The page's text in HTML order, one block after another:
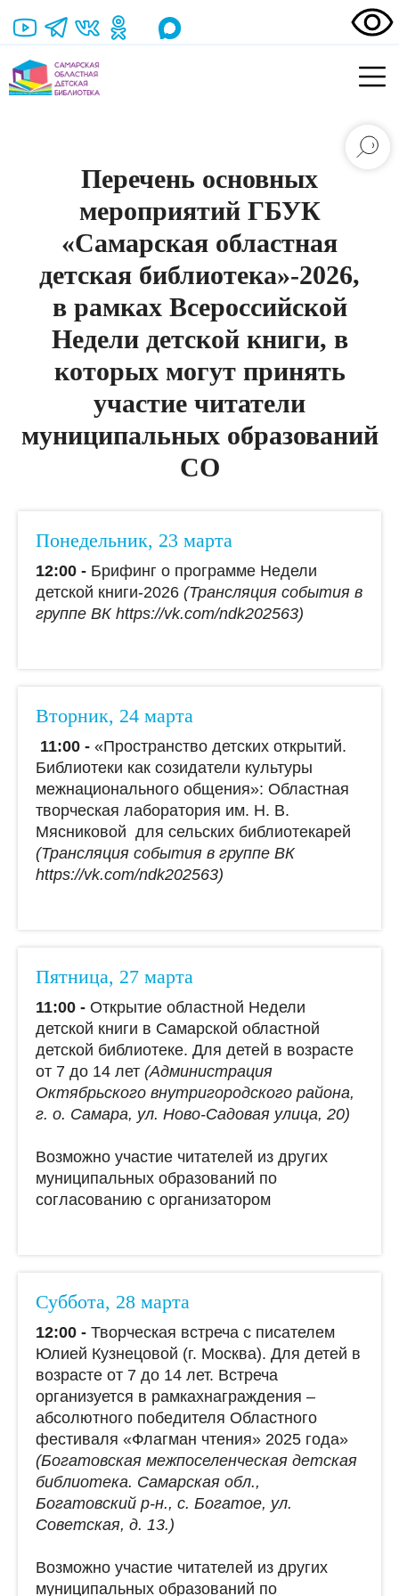
Перечень основных
мероприятий ГБУК
«Самарская областная
детская библиотека»-2026,
в рамках Всероссийской
Недели детской книги, в
которых могут принять
участие читатели
муниципальных образований
СО
Понедельник, 23 марта
12:00 - Брифинг о программе Недели
детской книги-2026 (Трансляция события в
группе ВК https://vk.com/ndk202563)
Вторник, 24 марта
11:00 - «Пространство детских открытий.
Библиотеки как созидатели культуры
межнационального общения»: Областная
творческая лаборатория им. Н. В.
Мясниковой для сельских библиотекарей
(Трансляция события в группе ВК
https://vk.com/ndk202563)
Пятница, 27 марта
11:00 - Открытие областной Недели
детской книги в Самарской областной
детской библиотеке. Для детей в возрасте
от 7 до 14 лет (Администрация
Октябрьского внутригородского района,
г. о. Самара, ул. Ново-Садовая улица, 20)
Возможно участие читателей из других
муниципальных образований по
согласованию с организатором
Суббота, 28 марта
12:00 - Творческая встреча с писателем
Юлией Кузнецовой (г. Москва). Для детей в
возрасте от 7 до 14 лет. Встреча
организуется в рамкахнаграждения –
абсолютного победителя Областного
фестиваля «Флагман чтения» 2025 года»
(Богатовская межпоселенческая детская
библиотека. Самарская обл.,
Богатовский р-н., с. Богатое, ул.
Советская, д. 13.)
Возможно участие читателей из других
муниципальных образований по